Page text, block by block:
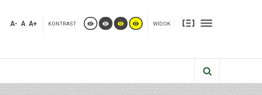
A- A A+ KONTRAST WIDOK